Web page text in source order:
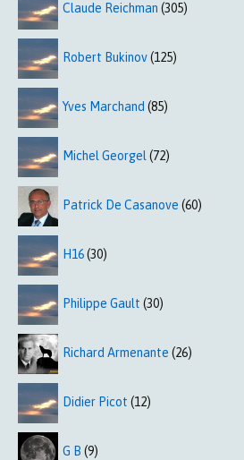
Claude Reichman (305)
Robert Bukinov(125)
Yves Marchand (85)
Michel Georgel (72)
Patrick De Casanove (60)
H16(30)
Philippe Gault (30)
Richard Armenante (26)
Didier Picot (12)
G B (9)